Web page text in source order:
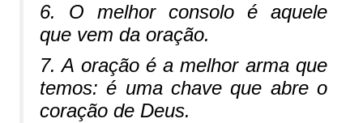
6. O melhor consolo é aquele
que vem da oração.
7. A oração é a melhor arma que
temos: é uma chave que abre o
coração de Deus.